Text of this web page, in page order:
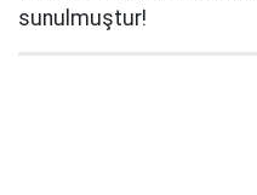
sunulmuştur!